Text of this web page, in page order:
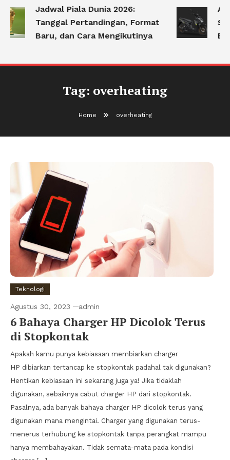
Jadwal Piala Dunia 2026:
Tanggal Pertandingan, Format
Baru, dan Cara Mengikutinya
Tag: overheating
Home overheating
Teknologi
Agustus 30, 2023 admin
6 Bahaya Charger HP Dicolok Terus
di Stopkontak
Apakah kamu punya kebiasaan membiarkan charger
HP dibiarkan tertancap ke stopkontak padahal tak digunakan?
Hentikan kebiasaan ini sekarang juga ya! Jika tidaklah
digunakan, sebaiknya cabut charger HP dari stopkontak.
Pasalnya, ada banyak bahaya charger HP dicolok terus yang
digunakan mana mengintai. Charger yang digunakan terus-
menerus terhubung ke stopkontak tanpa perangkat mampu
hanya membahayakan. Tidak semata-mata pada kondisi